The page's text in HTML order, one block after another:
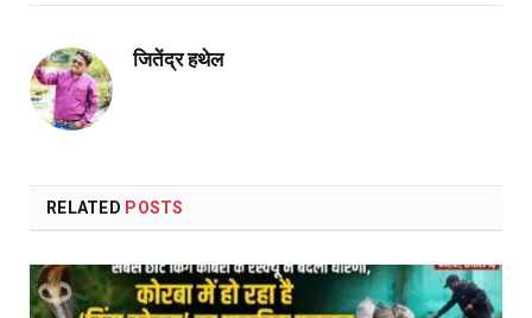
जितेंद्र हथेल
RELATED POSTS